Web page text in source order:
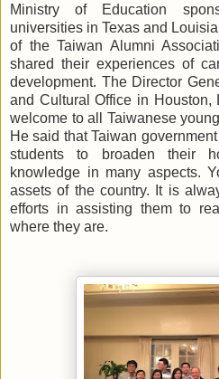
Ministry of Education
universities in Texas and
of the Taiwan Alumni
shared their experiences of
development. The Director
and Cultural Office in
welcome to all Taiwanese
He said that Taiwan
students to broaden their
knowledge in many aspects.
assets of the country. It is
efforts in assisting them to
where they are.